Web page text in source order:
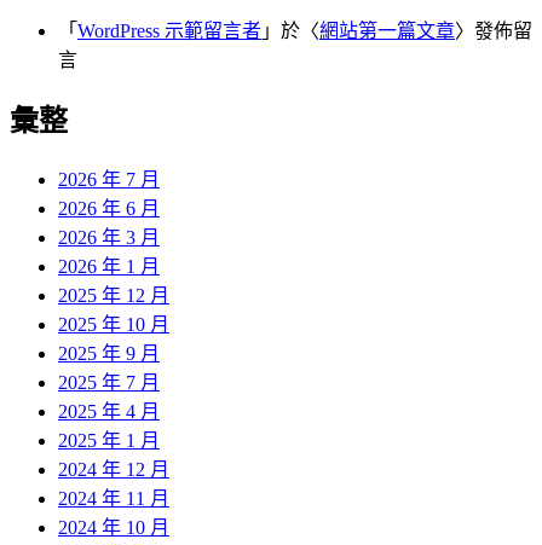
「 WordPress 示範留言者 」於〈網站第一篇文章〉發佈留
言
彙整
2026 年 7 月
2026 年 6 月
2026 年 3 月
2026 年 1 月
2025 年 12 月
2025 年 10 月
2025 年 9 月
2025 年 7 月
2025 年 4 月
2025 年 1 月
2024 年 12 月
2024 年 11 月
2024 年 10 月